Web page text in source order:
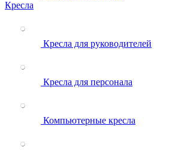
Кресла
Кресла для руководителей
Кресла для персонала
Компьютерные кресла